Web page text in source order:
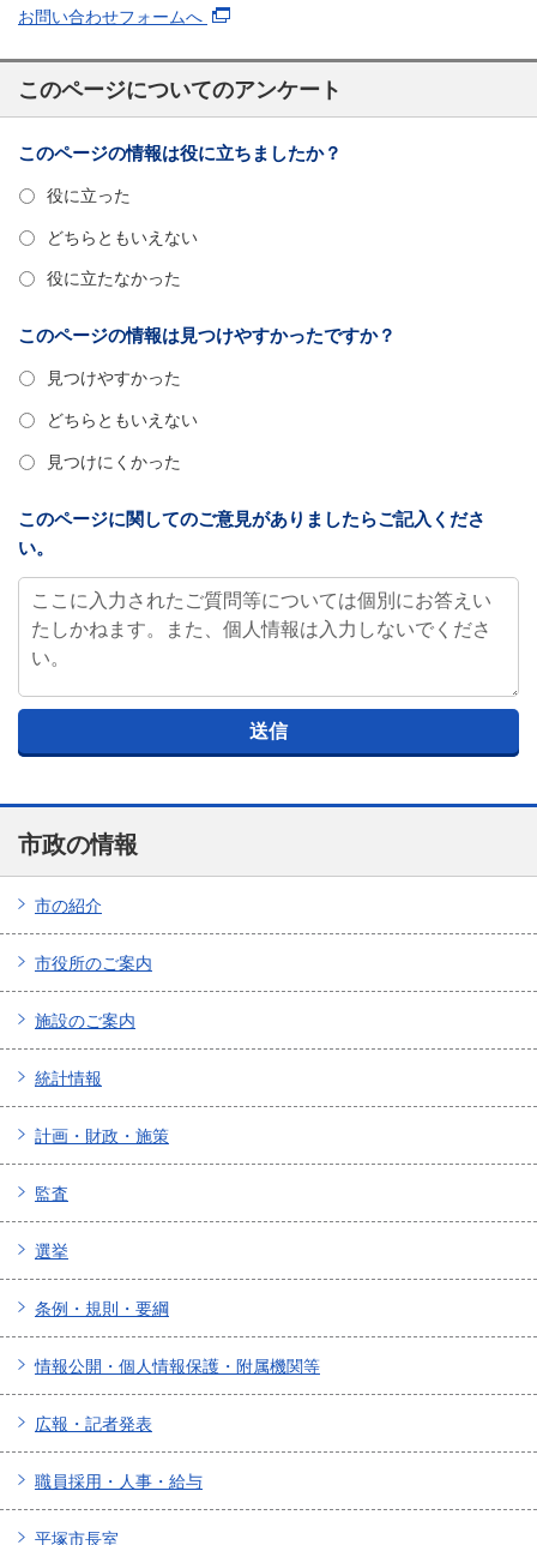
お問い合わせフォームへ
このページについてのアンケート
このページの情報は役に立ちましたか？
役に立った
どちらともいえない
役に立たなかった
このページの情報は見つけやすかったですか？
見つけやすかった
どちらともいえない
見つけにくかった
このページに関してのご意見がありましたらご記入くださ
い。
市政の情報
市の紹介
市役所のご案内
施設のご案内
統計情報
計画・財政・施策
監査
選挙
条例・規則・要綱
情報公開・個人情報保護・附属機関等
広報・記者発表
職員採用・人事・給与
平塚市長室